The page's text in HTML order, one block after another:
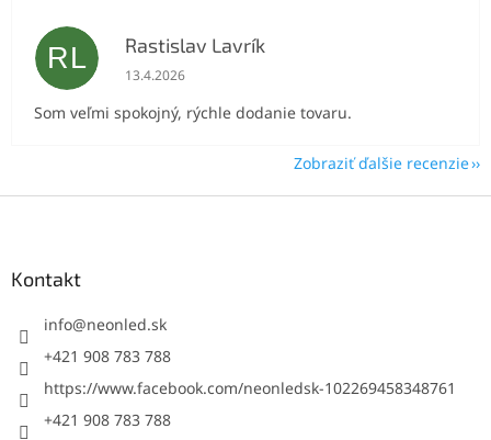
RL Rastislav Lavrík
Hodnotenie obchodu je 5 z 5 hviezdičiek.
13.4.2026
Som veľmi spokojný, rýchle dodanie tovaru.
Zobraziť ďalšie recenzie
Kontakt
info@neonled.sk
+421 908 783 788
https://www.facebook.com/neonledsk-102269458348761
+421 908 783 788